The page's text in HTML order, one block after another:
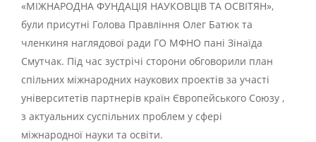
«МІЖНАРОДНА ФУНДАЦІЯ НАУКОВЦІВ ТА ОСВІТЯН»,
були присутні Голова Правління Олег Батюк та
членкиня наглядової ради ГО МФНО пані Зінаїда
Смутчак. Під час зустрічі сторони обговорили план
спільних міжнародних наукових проектів за участі
університетів партнерів країн Європейського Союзу ,
з актуальних суспільних проблем у сфері
міжнародної науки та освіти.